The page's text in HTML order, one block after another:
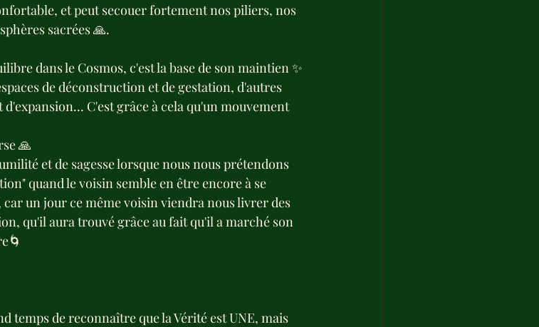
et peut secouer fortement nos piliers, nos
sacrées 🙏.
dans le Cosmos, c'est la base de son maintien ✨
de déconstruction et de gestation, d'autres
C'est grâce à cela qu'un mouvement
🙏
et de sagesse lorsque nous nous prétendons
quand le voisin semble en être encore à se
car un jour ce même voisin viendra nous livrer des
qu'il aura trouvé grâce au fait qu'il a marché son
temps de reconnaître que la Vérité est UNE, mais